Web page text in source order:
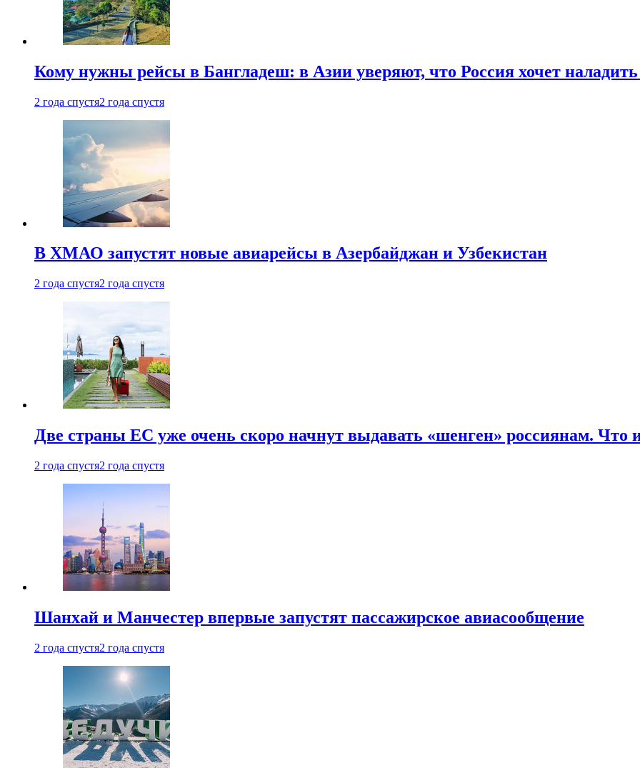
Кому нужны рейсы в Бангладеш: в Азии уверяют, что Россия хочет
2 года спустя2 года спустя
В ХМАО запустят новые авиарейсы в Азербайджан и Узбекистан
2 года спустя2 года спустя
Две страны ЕС уже очень скоро начнут выдавать «шенген» россиянам. Что
2 года спустя2 года спустя
Шанхай и Манчестер впервые запустят пассажирское авиасообщение
2 года спустя2 года спустя